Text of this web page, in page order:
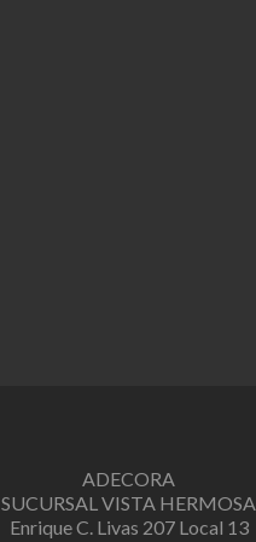
ADECORA
SUCURSAL VISTA HERMOSA
Enrique C. Livas 207 Local 13